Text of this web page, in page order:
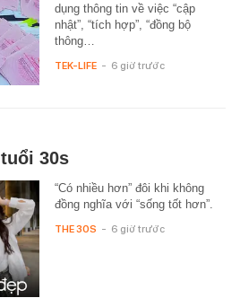
dụng thông tin về việc “cập
nhật”, “tích hợp”, “đồng bộ
thông…
TEK-LIFE - 6 giờ trước
30s
“Có nhiều hơn” đôi khi không
đồng nghĩa với “sống tốt hơn”.
THE 30S - 6 giờ trước